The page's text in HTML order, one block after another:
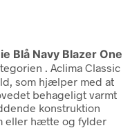
Blå Navy Blazer One
. Aclima Classic
som hjælper med at
behageligt varmt
konstruktion
eller hætte og fylder